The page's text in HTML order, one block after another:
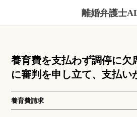
離婚弁護士
養育費を支払わず調停に欠
に審判を申し立て、支払い
養育費請求